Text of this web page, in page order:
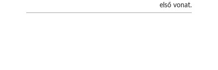
első vonat.